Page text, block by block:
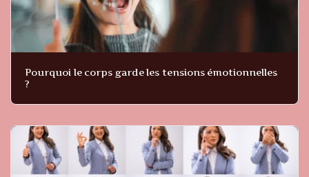
Pourquoi le corps garde les tensions émotionnelles
?